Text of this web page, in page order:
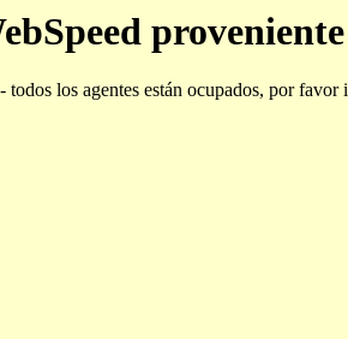
todos los agentes están ocupados, por